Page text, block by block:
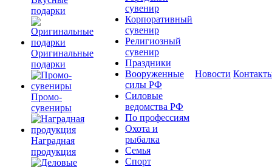
подарки
Оригинальные
подарки
Промо-
сувениры
Наградная
продукция
сувенир
Корпоративный
сувенир
Религиозный
сувенир
Праздники
Вооруженные
силы РФ
Силовые
ведомства РФ
По профессиям
Охота и
рыбалка
Семья
Спорт
Новости